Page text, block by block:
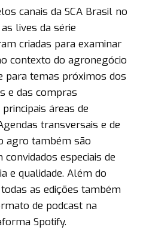
canais da SCA Brasil no
lives da série
criadas para examinar
contexto do agronegócio
para temas próximos dos
e das compras
áreas de
transversais e de
agro também são
especiais de
e qualidade. Além do
as edições também
de podcast na
Spotify.